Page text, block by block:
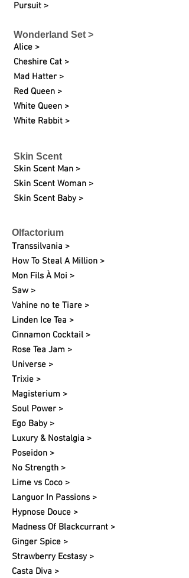
Pursuit >
Wonderland Set >
Alice >
Cheshire Cat >
Mad Hatter >
Red Queen >
White Queen >
White Rabbit >
Skin Scent
Skin Scent Man >
Skin Scent Woman >
Skin Scent Baby >
Olfactorium
Transsilvania >
How To Steal A Million >
Mon Fils À Moi >
Saw >
Vahine no te Tiare >
Linden Ice Tea >
Cinnamon Cocktail >
Rose Tea Jam >
Universe >
Trixie >
Magisterium >
Soul Power >
Ego Baby >
Luxury & Nostalgia >
Poseidon >
No Strength >
Lime vs Coco >
Languor In Passions >
Hypnose Douce >
Madness Of Blackcurrant >
Ginger Spice >
Strawberry Ecstasy >
Casta Diva >